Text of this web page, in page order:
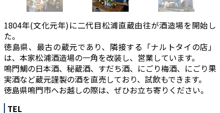
1804年(文化元年)に二代目松浦直蔵由往が酒造場を開始し
た。
徳島県、最古の蔵元であり、隣接する「ナルトタイの店」
は、本家松浦酒造場の一角を改装し、営業しています。
鳴門鯛の日本酒、秘蔵酒、すだち酒、にごり梅酒、にごり果
実酒など蔵元謹製の酒を直売しており、試飲もできます。
徳島県鳴門市へお越しの際は、ぜひお立ち寄りください。
TEL